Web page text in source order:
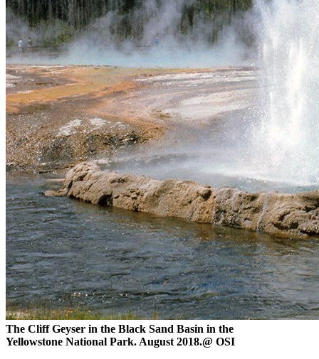
The Cliff Geyser in the Black Sand Basin in the
Yellowstone National Park. August 2018.@ OSI